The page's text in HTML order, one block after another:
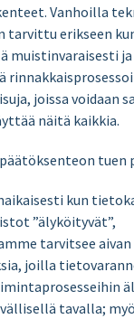
Vanhoilla
tarvittu erikseen
muistinvaraisesti ja
joissa voidaan
näitä kaikkia.
tuen
kun
”älyköityvät”,
tarvitsee aivan
joilla
tavalla;